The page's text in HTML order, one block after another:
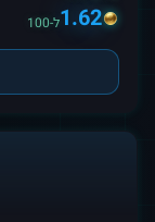
1.62ל-100